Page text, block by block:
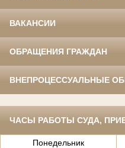
ВАКАНСИИ
ОБРАЩЕНИЯ ГРАЖДАН
ВНЕПРОЦЕССУАЛЬНЫЕ
ЧАСЫ РАБОТЫ СУДА,
Понедельник